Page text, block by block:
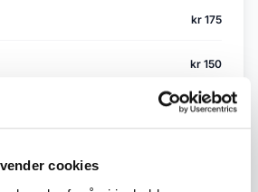
cookies
kr 175
kr 150
kr 125